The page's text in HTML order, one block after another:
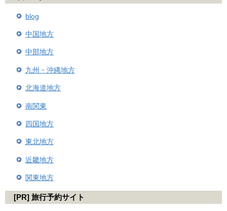
blog
中国地方
中部地方
九州・沖縄地方
北海道地方
南関東
四国地方
東北地方
近畿地方
関東地方
[PR] 旅行予約サイト